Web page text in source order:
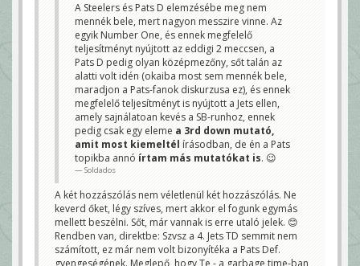
A Steelers és Pats D elemzésébe meg nem
mennék bele, mert nagyon messzire vinne. Az
egyik Number One, és ennek megfelelő
teljesítményt nyújtott az eddigi 2 meccsen, a
Pats D pedig olyan középmezőny, sőt talán az
alatti volt idén (okaiba most sem mennék bele,
maradjon a Pats-fanok diskurzusa ez), és ennek
megfelelő teljesítményt is nyújtott a Jets ellen,
amely sajnálatoan kevés a SB-runhoz, ennek
pedig csak egy eleme a 3rd down mutató,
amit most kiemeltél írásodban, de én a Pats
topikba annó írtam más mutatókat is. 😉
Soldados
A két hozzászólás nem véletlenül két hozzászólás. Ne
keverd őket, légy szíves, mert akkor el fogunk egymás
mellett beszélni. Sőt, már vannak is erre utaló jelek. 😊
Rendben van, direktbe: Szvsz a 4. Jets TD semmit nem
számított, ez már nem volt bizonyítéka a Pats Def.